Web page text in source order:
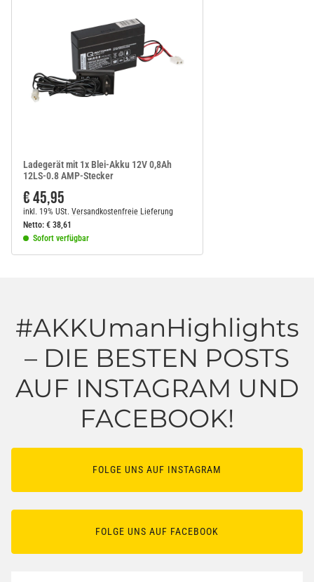
Ladegerät mit 1x Blei-Akku 12V 0,8Ah
12LS-0.8 AMP-Stecker
€ 45,95
inkl. 19% USt. Versandkostenfreie Lieferung
Netto: € 38,61
Sofort verfügbar
#AKKUmanHighlights
– DIE BESTEN POSTS
AUF INSTAGRAM UND
FACEBOOK!
FOLGE UNS AUF INSTAGRAM
FOLGE UNS AUF FACEBOOK